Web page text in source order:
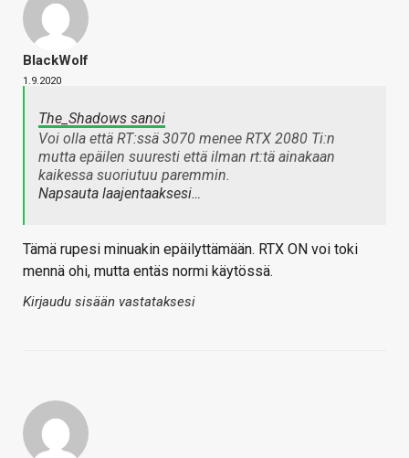
BlackWolf
1.9.2020
The_Shadows sanoi
Voi olla että RT:ssä 3070 menee RTX 2080 Ti:n
mutta epäilen suuresti että ilman rt:tä ainakaan
kaikessa suoriutuu paremmin.
Napsauta laajentaaksesi…
Tämä rupesi minuakin epäilyttämään. RTX ON voi toki
mennä ohi, mutta entäs normi käytössä.
Kirjaudu sisään vastataksesi